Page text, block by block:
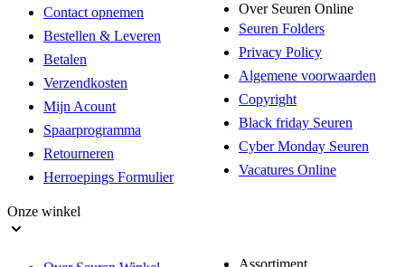
Contact opnemen
Bestellen & Leveren
Betalen
Verzendkosten
Mijn Acount
Spaarprogramma
Retourneren
Herroepings Formulier
Over Seuren Online
Seuren Folders
Privacy Policy
Algemene voorwaarden
Copyright
Black friday Seuren
Cyber Monday Seuren
Vacatures Online
Onze winkel
Assortiment